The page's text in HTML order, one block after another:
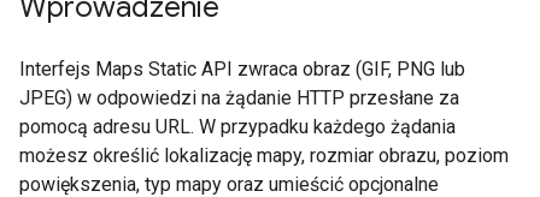
Wprowadzenie
Interfejs Maps Static API zwraca obraz (GIF, PNG lub
JPEG) w odpowiedzi na żądanie HTTP przesłane za
pomocą adresu URL. W przypadku każdego żądania
możesz określić lokalizację mapy, rozmiar obrazu, poziom
powiększenia, typ mapy oraz umieścić opcjonalne